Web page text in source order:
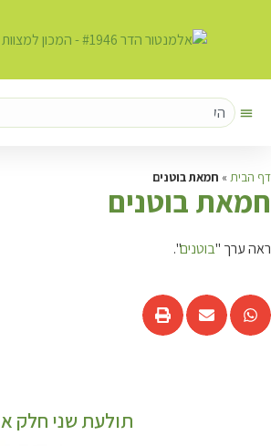
דף הבית » חמאת בוטנים
חמאת בוטנים
ראה ערך "בוטנים".
תולעת שני חלק א